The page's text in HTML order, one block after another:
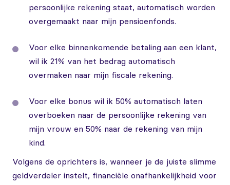
persoonlijke rekening staat, automatisch worden
overgemaakt naar mijn pensioenfonds.
Voor elke binnenkomende betaling aan een klant,
wil ik 21% van het bedrag automatisch
overmaken naar mijn fiscale rekening.
Voor elke bonus wil ik 50% automatisch laten
overboeken naar de persoonlijke rekening van
mijn vrouw en 50% naar de rekening van mijn
kind.
Volgens de oprichters is, wanneer je de juiste slimme
geldverdeler instelt, financiële onafhankelijkheid voor